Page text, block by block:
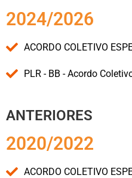
2024/2026
ACORDO COLETIVO
PLR - BB - Acordo
ANTERIORES
2020/2022
ACORDO COLETIVO